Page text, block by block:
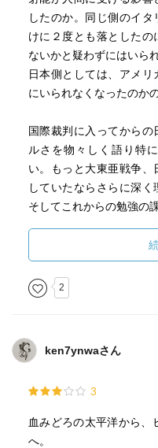
僕の田舎ではその作業
たなぁ(笑)。で，人々は
（ぎょうちゅう）とい
た。それらの蟯虫は卵を
から排出さる。そしてそ
ルの繰り返しなのであっ
てそれを飲んで蟯虫を尻
身にも経験がある。今
験。
終戦時は既に日本とア
を使っていたみたいだ
って先を読むと「グアム
置する本当に航空基地
じゃないのかなぁ，と
あ そうそう そう言えば
したのか。同じ側のイ
けに２度とも落とした
ないかと疑わずにはいられ
日本側としては、アメ
にいられなくなったのか
国際裁判に入ってから
ルさを物々しく語り特
い。もっと大東亜戦争
していたならさらに深く
そしてこれからの勉強の
2
ken7ynwaさん
3
血みどろの太平洋から、
へ。